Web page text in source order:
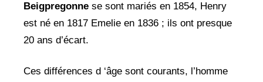
Beigpregonne se sont mariés en 1854, Henry
est né en 1817 Emelie en 1836 ; ils ont presque
20 ans d’écart.
Ces différences d ‘âge sont courants, l’homme